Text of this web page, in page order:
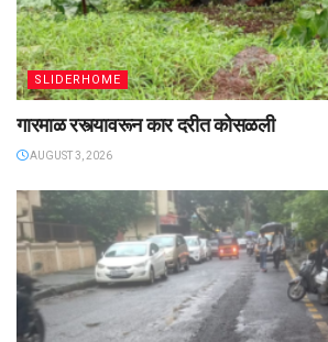
SLIDERHOME
गारमाळ रस्त्यावरून कार दरीत कोसळली
AUGUST 3, 2026